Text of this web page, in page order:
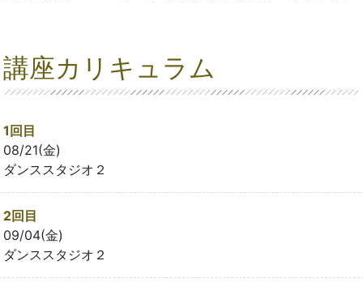
講座カリキュラム
1回目
08/21(金)
ダンススタジオ２
2回目
09/04(金)
ダンススタジオ２